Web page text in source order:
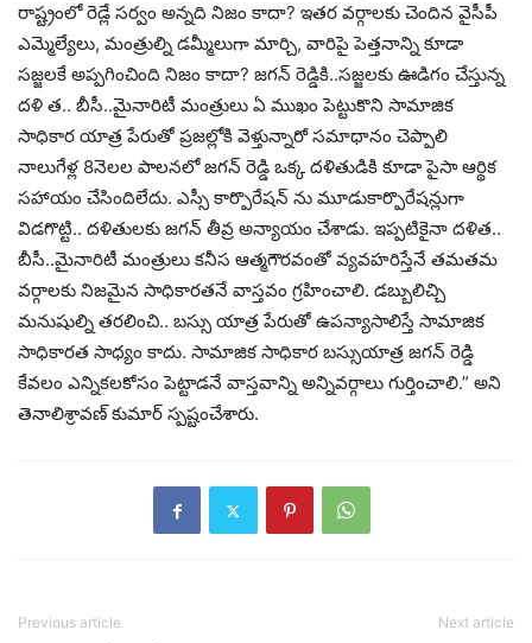
రాష్ట్రంలో రెడ్లే సర్వం అన్నది నిజం కాదా? ఇతర వర్గాలకు చెందిన వైసీపీ
ఎమ్మెల్యేలు, మంత్రుల్ని డమ్మీలుగా మార్చి, వారిపై పెత్తనాన్ని కూడా
సజ్జలకే అప్పగించింది నిజం కాదా? జగన్ రెడ్డికి..సజ్జలకు ఊడిగం చేస్తున్న
దళి త.. బీసీ..మైనారిటీ మంత్రులు ఏ ముఖం పెట్టుకొని సామాజిక
సాధికార యాత్ర పేరుతో ప్రజల్లోకి వెళ్తున్నారో సమాధానం చెప్పాలి
నాలుగేళ్ల 8నెలల పాలనలో జగన్ రెడ్డి ఒక్క దళితుడికి కూడా పైసా ఆర్థిక
సహాయం చేసిందిలేదు. ఎస్సీ కార్పొరేషన్ ను మూడుకార్పొరేషన్లుగా
విడగొట్టి.. దళితులకు జగన్ తీవ్ర అన్యాయం చేశాడు. ఇప్పటికైనా దళిత..
బీసీ..మైనారిటీ మంత్రులు కనీస ఆత్మగౌరవంతో వ్యవహరిస్తేనే తమతమ
వర్గాలకు నిజమైన సాధికారతనే వాస్తవం గ్రహించాలి. డబ్బులిచ్చి
మనుషుల్ని తరలించి.. బస్సు యాత్ర పేరుతో ఉపన్యాసాలిస్తే సామాజిక
సాధికారత సాధ్యం కాదు. సామాజిక సాధికార బస్సుయాత్ర జగన్ రెడ్డి
కేవలం ఎన్నికలకోసం పెట్టాడనే వాస్తవాన్ని అన్నివర్గాలు గుర్తించాలి.” అని
తెనాలిశ్రావణ్ కుమార్ స్పష్టంచేశారు.
Previous article Next article